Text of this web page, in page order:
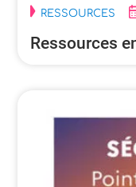
RESSOURCES
Ressources